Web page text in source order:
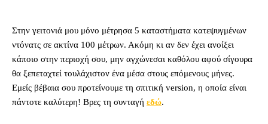
Στην γειτονιά μου μόνο μέτρησα 5 καταστήματα κατεψυγμένων
ντόνατς σε ακτίνα 100 μέτρων. Ακόμη κι αν δεν έχει ανοίξει
κάποιο στην περιοχή σου, μην αγχώνεσαι καθόλου αφού σίγουρα
θα ξεπεταχτεί τουλάχιστον ένα μέσα στους επόμενους μήνες.
Εμείς βέβαια σου προτείνουμε τη σπιτική version, η οποία είναι
πάντοτε καλύτερη! Βρες τη συνταγή εδώ.